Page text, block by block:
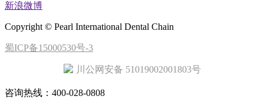
新浪微博
Copyright © Pearl International Dental Chain
蜀ICP备15000530号-3
川公网安备 51019002001803号
咨询热线：400-028-0808